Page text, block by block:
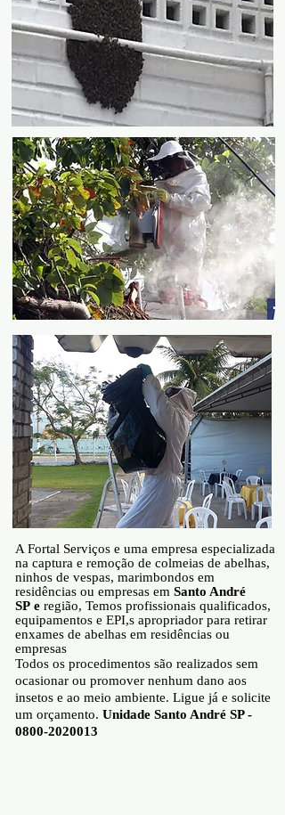
A Fortal Serviços e uma empresa especializada
na captura e remoção de colmeias de abelhas,
ninhos de vespas, marimbondos em
residências ou empresas em Santo André
SP e região, Temos profissionais qualificados,
equipamentos e EPI,s apropriador para retirar
enxames de abelhas em residências ou
empresas
Todos os procedimentos são realizados sem
ocasionar ou promover nenhum dano aos
insetos e ao meio ambiente. Ligue já e solicite
um orçamento. Unidade Santo André SP -
0800-2020013